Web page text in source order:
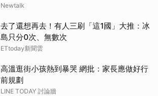
Newtalk
去了還想再去！有人三刷「這1國」大推：冰
島只分0次、無數次
ETtoday新聞雲
高溫逛街小孩熱到暴哭 網批：家長應做好行
前規劃
LINE TODAY 討論牆